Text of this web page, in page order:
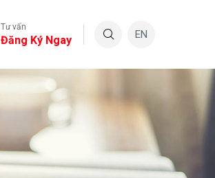
Tư vấn
Đăng Ký Ngay EN